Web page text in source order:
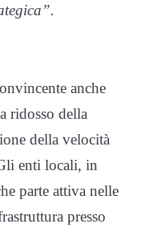
.
anche
ridosso della
della velocità
enti locali, in
parte attiva nelle
presso